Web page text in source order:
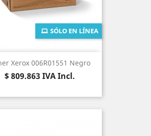
Xerox 006R01551 Negro
Precio
$ 809.863IVA Incl.
SÓLO EN LÍNEA